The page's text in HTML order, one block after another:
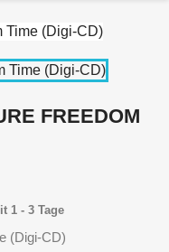
FREEDOM
1 - 3 Tage
(Digi-CD)